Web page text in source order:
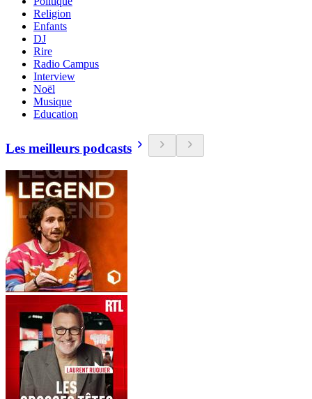
Religion
Enfants
DJ
Rire
Radio Campus
Interview
Noël
Musique
Education
Les meilleurs podcasts